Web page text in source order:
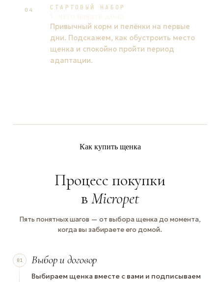
04 СТАРТОВЫЙ НАБОР
Привычный корм и пелёнки на первые
дни. Подскажем, как обустроить место
щенка и спокойно пройти период
адаптации.
Как купить щенка
Процесс покупки
в Micropet
Пять понятных шагов — от выбора щенка до момента,
когда вы забираете его домой.
01 Выбор и договор
Выбираем щенка вместе с вами и подписываем